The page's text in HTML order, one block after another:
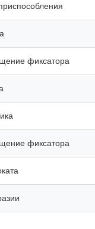
фиксатора
фиксатора